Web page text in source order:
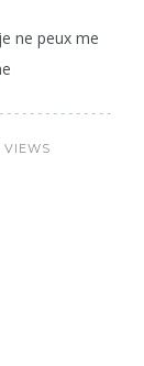
ne peux me
VIEWS